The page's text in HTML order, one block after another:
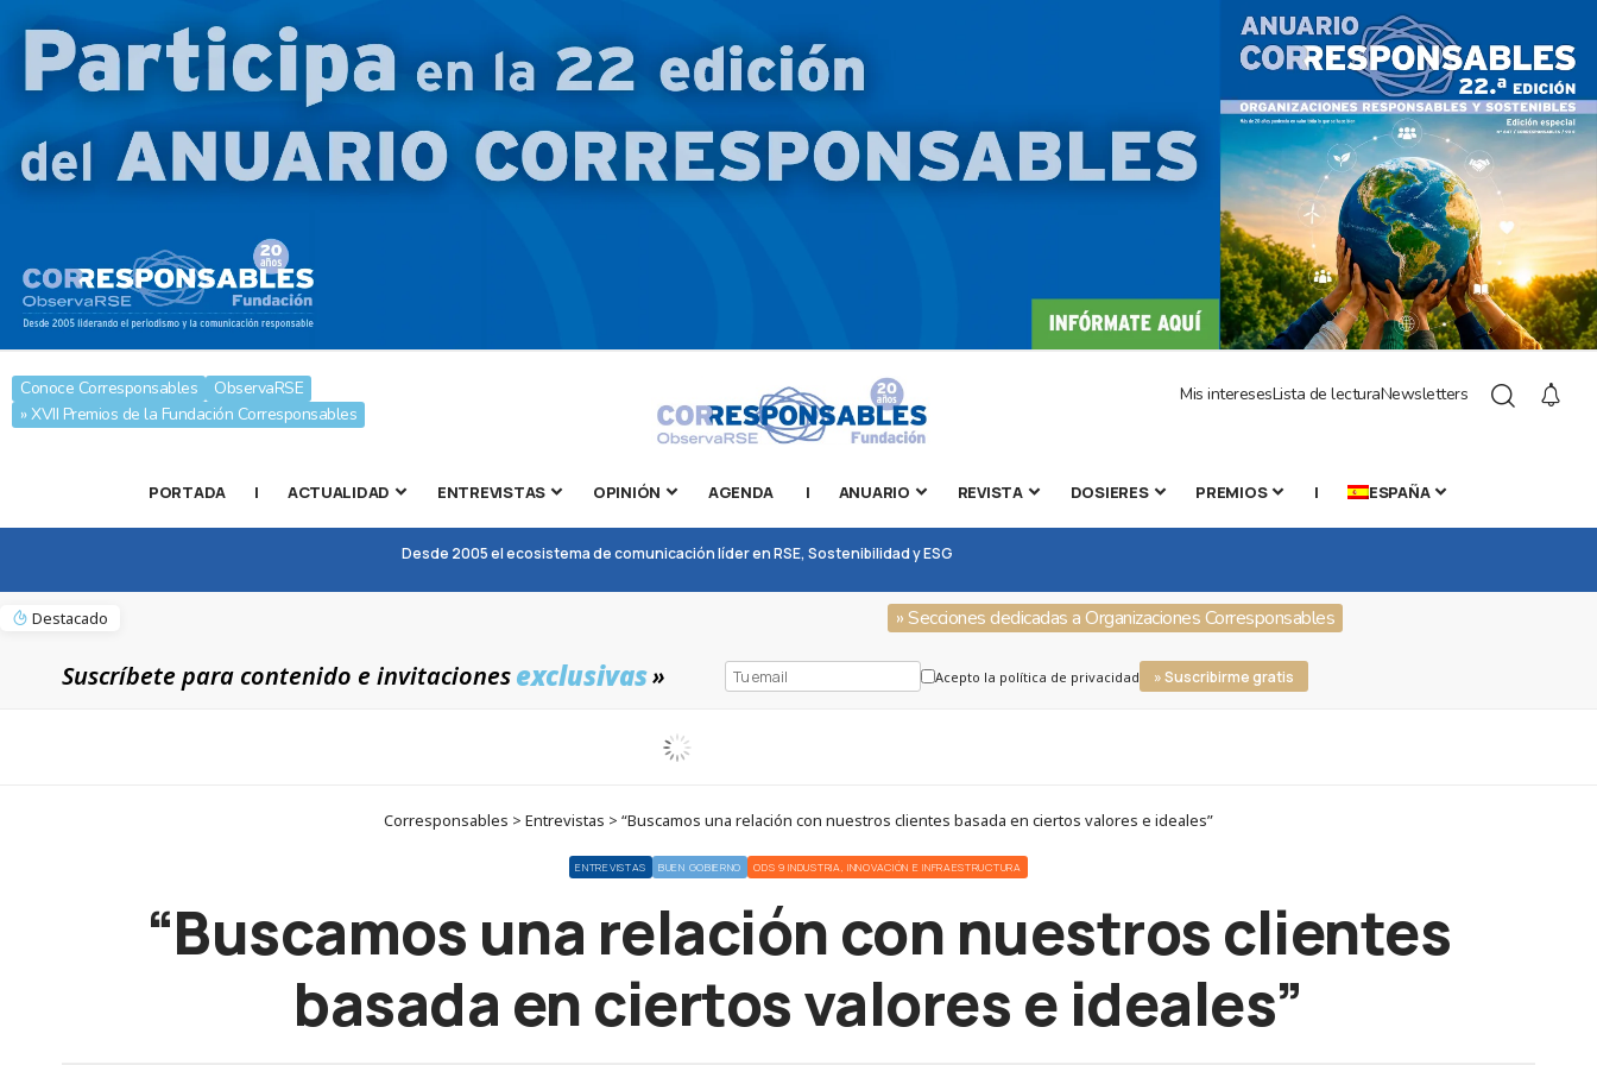
Conoce Corresponsables
ObservaRSE
» XVII Premios de la Fundación Corresponsables
Mis interesesLista de lecturaNewsletters
PORTADA | ACTUALIDAD ENTREVISTAS OPINIÓN AGENDA | ANUARIO REVISTA DOSIERES PREMIOS | ESPAÑA
Desde 2005 el ecosistema de comunicación líder en RSE, Sostenibilidad y ESG
Destacado » Secciones dedicadas a Organizaciones Corresponsables
Suscríbete para contenido e invitacionesexclusivas» Acepto la política de privacidad » Suscribirme gratis
Corresponsables > Entrevistas > “Buscamos una relación con nuestros clientes basada en ciertos valores e ideales”
ENTREVISTAS BUEN GOBIERNO ODS 9 INDUSTRIA, INNOVACIÓN E INFRAESTRUCTURA
“Buscamos una relación con nuestros clientes
basada en ciertos valores e ideales”